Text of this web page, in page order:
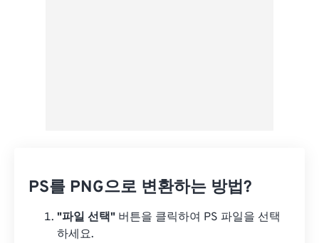
PS를 PNG으로 변환하는 방법?
"파일 선택" 버튼을 클릭하여 PS 파일을 선택
하세요.